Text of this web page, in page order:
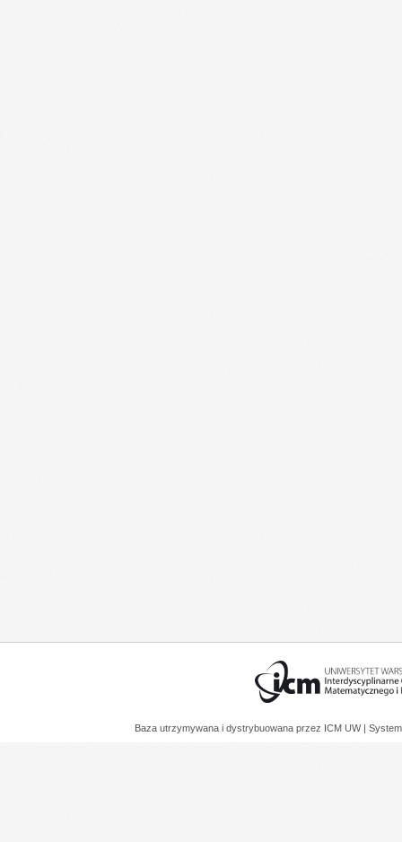
Baza utrzymywana i dystrybuowana przez ICM UW |